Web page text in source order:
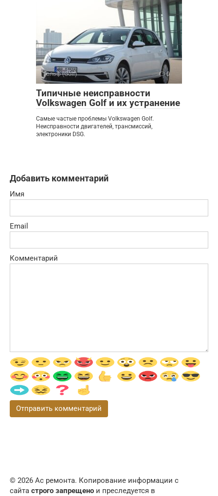
Гольф (Golf) 0
Типичные неисправности
Volkswagen Golf и их устранение
Самые частые проблемы Volkswagen Golf.
Неисправности двигателей, трансмиссий,
электроники DSG.
Добавить комментарий
Имя
Email
Комментарий
© 2026 Ас ремонта. Копирование информации с
сайта строго запрещено и преследуется в